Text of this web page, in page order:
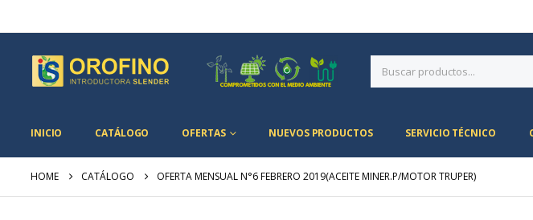
INICIO CATÁLOGO OFERTAS NUEVOS PRODUCTOS SERVICIO TÉCNICO
HOME CATÁLOGO OFERTA MENSUAL N°6 FEBRERO 2019(ACEITE MINER.P/MOTOR TRUPER)